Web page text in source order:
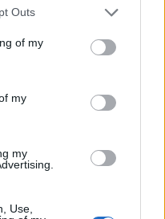
one or more Google
You may click to
its third-party tags to
in below Google
Outs
of my
my
my
Use,
bellezza che
dalla coerenza
location con
verde) e luce
comode e si